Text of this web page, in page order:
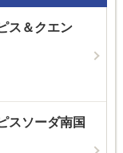
ス＆クエン
スソーダ南国